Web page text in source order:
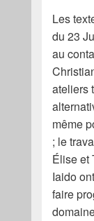
Les
du 23
au
ateliers
même
; le
Élise et
Iaido
faire